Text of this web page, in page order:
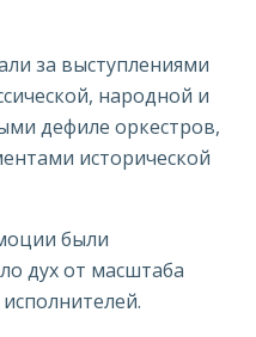
за выступлениями
народной и
дефиле оркестров,
исторической
были
дух от масштаба